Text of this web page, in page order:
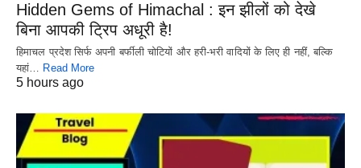
Hidden Gems of Himachal : इन झीलों को देखे
बिना आपकी ट्रिप अधूरी है!
हिमाचल प्रदेश सिर्फ अपनी बर्फीली चोटियों और हरी-भरी वादियों के लिए ही नहीं, बल्कि
यहां… Read More
5 hours ago